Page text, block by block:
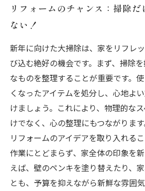
リフォームのチャンス：掃除だ
ない！
新年に向けた大掃除は、家をリフレ
び込む絶好の機会です。まず、掃除
なものを整理することが重要です。
くなったアイテムを処分し、心地よ
けましょう。これにより、物理的な
けでなく、心の整理にもつながりま
リフォームのアイデアを取り入れる
作業にとどまらず、家全体の印象を
えば、壁のペンキを塗り替えたり、
とも、予算を抑えながら新鮮な雰囲